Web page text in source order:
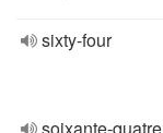
sixty-four